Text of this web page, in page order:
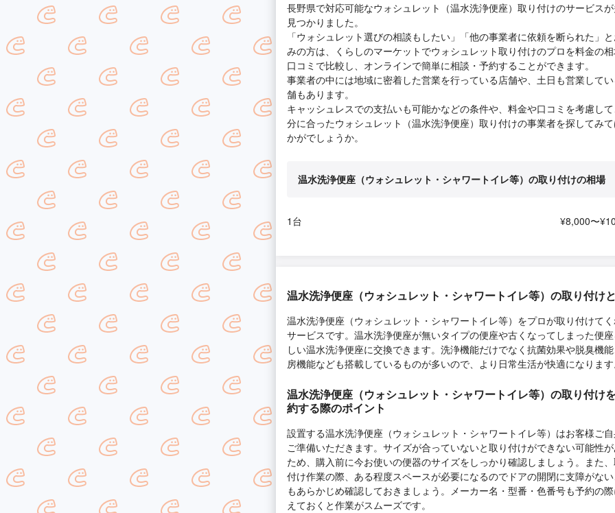
長野県で対応可能なウォシュレット（温水洗浄便座）取り付けのサービス
見つかりました。
「ウォシュレット選びの相談もしたい」「他の事業者に依頼を断られた」
みの方は、くらしのマーケットでウォシュレット取り付けのプロを料金の
口コミで比較し、オンラインで簡単に相談・予約することができます。
事業者の中には地域に密着した営業を行っている店舗や、土日も営業して
舗もあります。
キャッシュレスでの支払いも可能かなどの条件や、料金や口コミを考慮し
分に合ったウォシュレット（温水洗浄便座）取り付けの事業者を探してみ
かがでしょうか。
温水洗浄便座（ウォシュレット・シャワートイレ等）の取り付けの相場
1台 ¥8,000〜
温水洗浄便座（ウォシュレット・シャワートイレ等）の取り付け
温水洗浄便座（ウォシュレット・シャワートイレ等）をプロが取り付けて
サービスです。温水洗浄便座が無いタイプの便座や古くなってしまった便
しい温水洗浄便座に交換できます。洗浄機能だけでなく抗菌効果や脱臭機
房機能なども搭載しているものが多いので、より日常生活が快適になりま
温水洗浄便座（ウォシュレット・シャワートイレ等）の取り付け
約する際のポイント
設置する温水洗浄便座（ウォシュレット・シャワートイレ等）はお客様ご
ご準備いただきます。サイズが合っていないと取り付けができない可能性
ため、購入前に今お使いの便器のサイズをしっかり確認しましょう。また
付け作業の際、ある程度スペースが必要になるのでドアの開閉に支障がな
もあらかじめ確認しておきましょう。メーカー名・型番・色番号も予約の
えておくと作業がスムーズです。